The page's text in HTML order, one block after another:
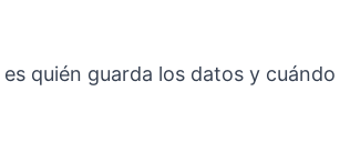
quién guarda los datos y cuándo